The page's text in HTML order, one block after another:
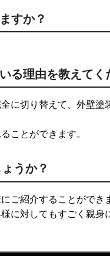
すか？
る理由を教えてく
に切り替えて、外壁塗
ことができます。
うか？
ご紹介することができ
に対してもすごく親身